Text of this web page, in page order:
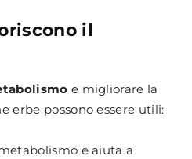
il
e migliorare la
erbe possono essere utili:
e aiuta a